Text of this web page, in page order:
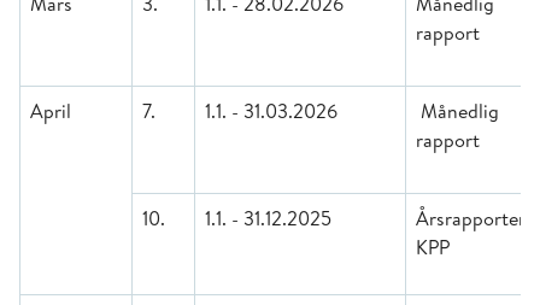
rapport
April 7. 1.1. - 31.03.2026
Månedlig
rapport
10. 1.1. - 31.12.2025
KPP